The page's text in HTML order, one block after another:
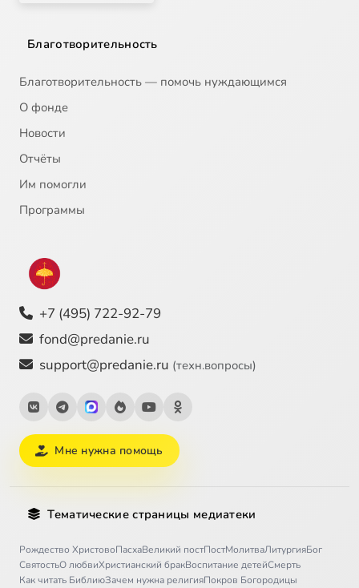
Благотворительность
Благотворительность — помочь нуждающимся
О фонде
Новости
Отчёты
Им помогли
Программы
+7 (495) 722-92-79
fond@predanie.ru
support@predanie.ru (техн.вопросы)
Мне нужна помощь
Тематические страницы медиатеки
Рождество ХристовоПасхаВеликий постПостМолитваЛитургияБог
СвятостьО любвиХристианский бракВоспитание детейСмерть
Как читать БиблиюЗачем нужна религияПокров Богородицы